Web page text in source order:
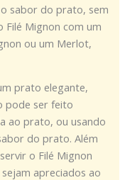
sabor do prato, sem
Filé Mignon com um
ou um Merlot,
prato elegante,
pode ser feito
ao prato, ou usando
do prato. Além
o Filé Mignon
apreciados ao